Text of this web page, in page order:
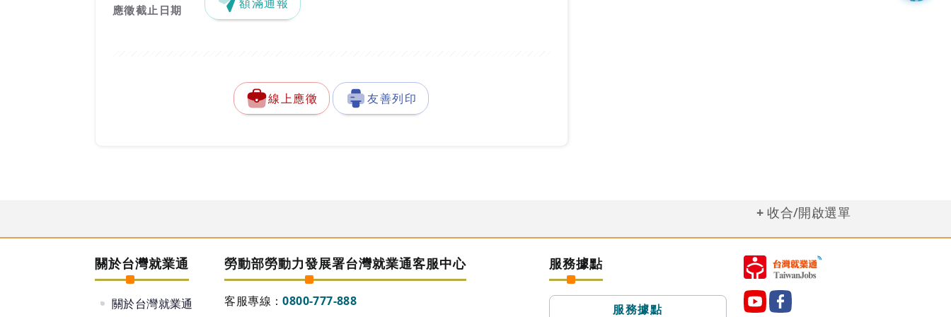
應徵截止日期
線上應徵 友善列印
收合/開啟選單
關於台灣就業通
關於台灣就業通
勞動部勞動力發展署台灣就業通客服中心
客服專線：0800-777-888
服務據點
服務據點